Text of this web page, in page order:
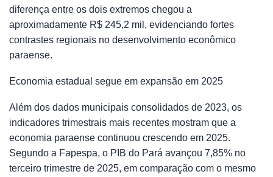
diferença entre os dois extremos chegou a
aproximadamente R$ 245,2 mil, evidenciando fortes
contrastes regionais no desenvolvimento econômico
paraense.
Economia estadual segue em expansão em 2025
Além dos dados municipais consolidados de 2023, os
indicadores trimestrais mais recentes mostram que a
economia paraense continuou crescendo em 2025.
Segundo a Fapespa, o PIB do Pará avançou 7,85% no
terceiro trimestre de 2025, em comparação com o mesmo